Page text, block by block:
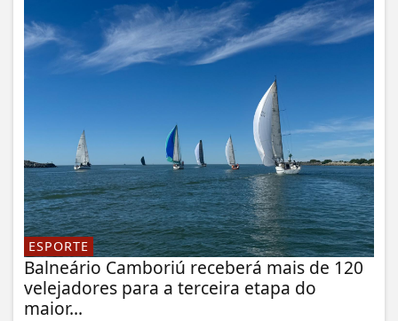
ESPORTE
Balneário Camboriú receberá mais de 120
velejadores para a terceira etapa do
maior...